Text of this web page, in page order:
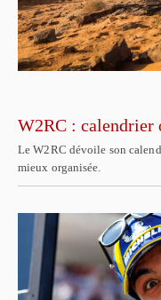
W2RC : calendrier
Le W2RC dévoile son
mieux organisée.